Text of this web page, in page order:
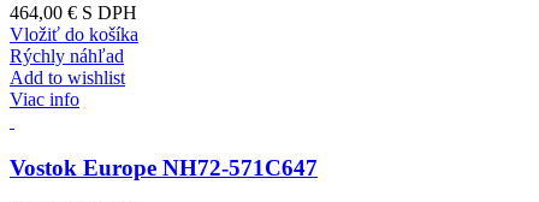
464,00 € S DPH
Vložiť do košíka
Rýchly náhľad
Add to wishlist
Viac info
Vostok Europe NH72-571C647